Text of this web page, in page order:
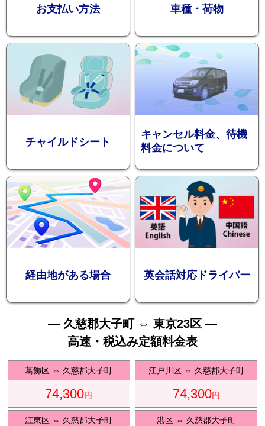
ション
お勧め
送迎プ
お支払い方法 車種・荷物
チャイルドシート
キャンセル料金、待機
料金について
経由地がある場合 英会話対応ドライバー
— 久慈郡大子町 ⇔ 東京23区 —
高速・税込み定額料金表
葛飾区 ⇔ 久慈郡大子町
74,300円
江戸川区⇔ 久慈郡大子町
74,300円
江東区 ⇔ 久慈郡大子町 港区⇔ 久慈郡大子町